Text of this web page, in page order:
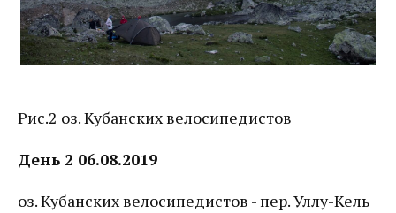
Рис.2 оз. Кубанских велосипедистов
День 2 06.08.2019
оз. Кубанских велосипедистов - пер. Уллу-Кель